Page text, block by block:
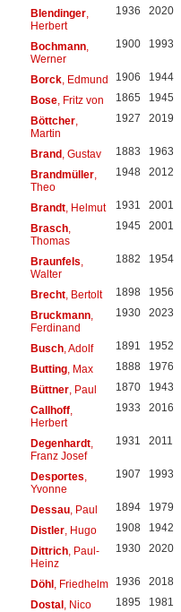
Blendinger,
Herbert
1936 2020
Bochmann,
Werner
1900 1993
Borck, Edmund 1906 1944
Bose, Fritz von 1865 1945
Böttcher,
Martin
1927 2019
Brand, Gustav 1883 1963
Brandmüller,
Theo
1948 2012
Brandt, Helmut 1931 2001
Brasch,
Thomas
1945 2001
Braunfels
Walter
1882 1954
Brecht, Bertolt 1898 1956
Bruckmann,
Ferdinand
1930 2023
Busch, Adolf 1891 1952
Butting, Max 1888 1976
Büttner, Paul 1870 1943
Callhoff,
Herbert
1933 2016
Degenhardt,
Franz Josef
1931 2011
Desportes
Yvonne
1907 1993
Dessau, Paul 1894 1979
Distler, Hugo 1908 1942
Dittrich, Paul-
Heinz
1930 2020
Döhl, Friedhelm 1936 2018
Dostal, Nico 1895 1981